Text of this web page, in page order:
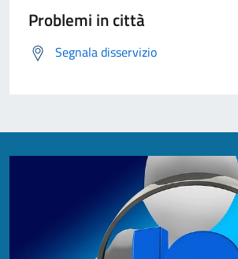
Problemi in città
Segnala disservizio